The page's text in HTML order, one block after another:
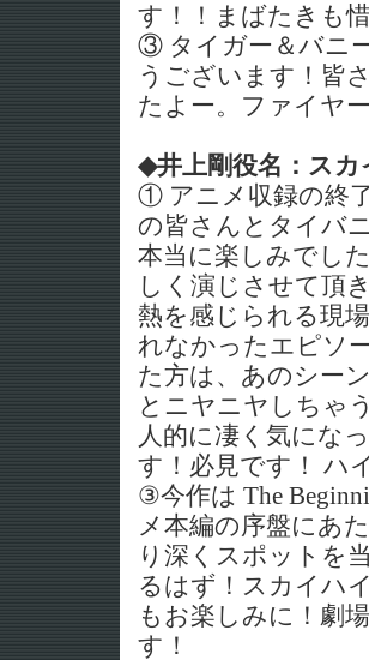
す！！まばたきも
③ タイガー＆バニ
うございます！皆
たよー。ファイヤ
◆井上剛役名：ス
① アニメ収録の終
の皆さんとタイバ
本当に楽しみでし
しく演じさせて頂
熱を感じられる現
れなかったエピソ
た方は、あのシー
とニヤニヤしちゃ
人的に凄く気にな
す！必見です！ ハ
③今作は The
メ本編の序盤にあ
り深くスポットを
るはず！スカイハ
もお楽しみに！劇
す！